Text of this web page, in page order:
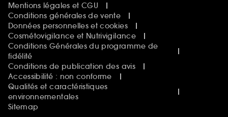
Mentions légales et CGU
Conditions générales de vente
Données personnelles et cookies
Cosmétovigilance et Nutrivigilance
Conditions Générales du programme de
fidélité
Conditions de publication des avis
Accessibilité : non conforme
Qualités et caractéristiques
environnementales
Sitemap